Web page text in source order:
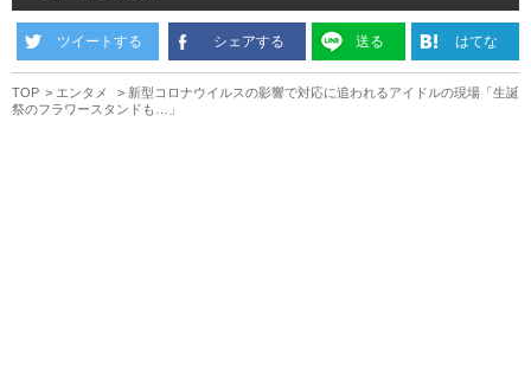
ツイートする シェアする 送る はてな
TOP エンタメ
新型コロナウイルスの影響で対応に追われるアイドルの現場「生誕
祭のフラワースタンドも…」